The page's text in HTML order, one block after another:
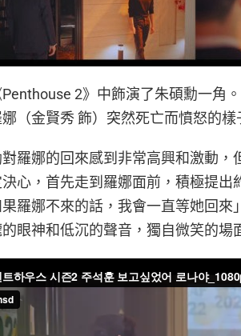
2》中飾演了朱碩勳一角
（金賢秀 飾）突然死亡而憤怒的樣
羅娜的回來感到非常高興和激動，
心，首先走到羅娜面前，積極提出
羅娜不來的話，我會一直等她回來
眼神和低沉的聲音，獨自微笑的場